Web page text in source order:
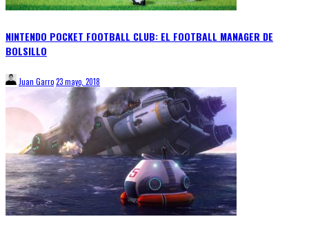
NINTENDO POCKET FOOTBALL CLUB: EL FOOTBALL MANAGER DE
BOLSILLO
Juan Garro23 mayo, 2018